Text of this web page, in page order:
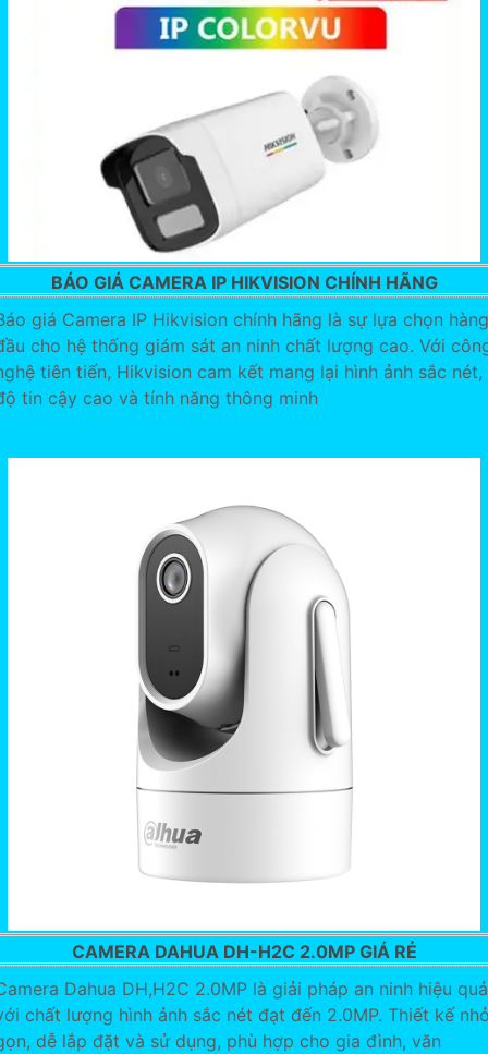
BÁO GIÁ CAMERA IP HIKVISION CHÍNH HÃNG
giá Camera IP Hikvision chính hãng là sự lựa chọn hàng
cho hệ thống giám sát an ninh chất lượng cao. Với
tiên tiến, Hikvision cam kết mang lại hình ảnh sắc nét,
tin cậy cao và tính năng thông minh
CAMERA DAHUA DH-H2C 2.0MP GIÁ RẺ
Dahua DH,H2C 2.0MP là giải pháp an ninh hiệu quả
chất lượng hình ảnh sắc nét đạt đến 2.0MP. Thiết kế
dễ lắp đặt và sử dụng, phù hợp cho gia đình, văn